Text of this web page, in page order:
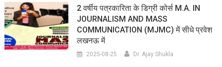
2 वर्षीय पत्रकारिता के डिग्री कोर्स M.A. IN
JOURNALISM AND MASS
COMMUNICATION (MJMC) में सीधे प्रवेश
लखनऊ में
2025-08-25 Dr. Ajay Shukla